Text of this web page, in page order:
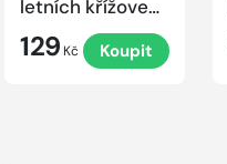
letních křížovek
129 Kč Koupit